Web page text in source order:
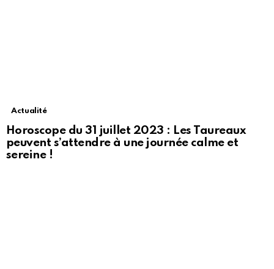
Actualité
Horoscope du 31 juillet 2023 : Les Taureaux
peuvent s’attendre à une journée calme et
sereine !